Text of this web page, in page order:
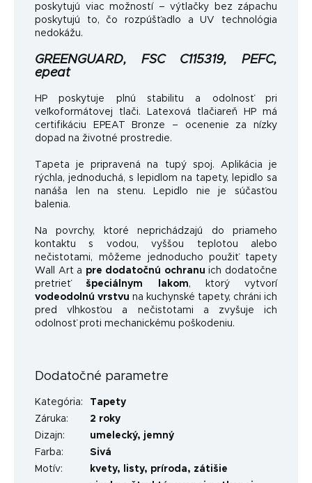
poskytujú viac možností – výtlačky bez zápachu
poskytujú to, čo rozpúšťadlo a UV technológia
nedokážu.
GREENGUARD, FSC C115319, PEFC,
epeat
HP poskytuje plnú stabilitu a odolnosť pri
veľkoformátovej tlači. Latexová tlačiareň HP má
certifikáciu EPEAT Bronze – ocenenie za nízky
dopad na životné prostredie.
Tapeta je pripravená na tupý spoj. Aplikácia je
rýchla, jednoduchá, s lepidlom na tapety, lepidlo sa
nanáša len na stenu. Lepidlo nie je súčasťou
balenia.
Na povrchy, ktoré neprichádzajú do priameho
kontaktu s vodou, vyššou teplotou alebo
nečistotami, môžeme jednoducho použiť tapety
Wall Art a pre dodatočnú ochranu ich dodatočne
pretrieťšpeciálnym lakom, ktorý vytvorí
vodeodolnú vrstvu na kuchynské tapety, chráni ich
pred vlhkosťou a nečistotami a zvyšuje ich
odolnosť proti mechanickému poškodeniu.
Dodatočné parametre
Kategória:
Tapety
Záruka:
2 roky
Dizajn: umelecký, jemný
Farba:
Sivá
Motív: kvety, listy, príroda, zátišie